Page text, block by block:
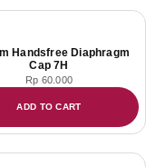
Handsfree Diaphragm
Cap 7H
Rp 60.000
ADD TO CART